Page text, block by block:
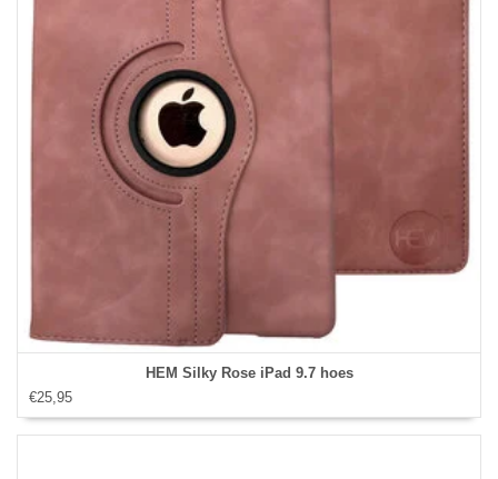
HEM Silky Rose iPad 9.7 hoes
€25,95